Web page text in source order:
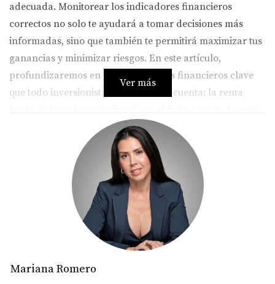
adecuada. Monitorear los indicadores financieros
correctos no solo te ayudará a tomar decisiones más
informadas, sino que también te permitirá maximizar tus
ganancias y minimizar riesgos. En este artículo,
profundizaremos en tres indicadores financieros clave
que todo inversionista debe tener en cuenta: la renta
de ejemplos prácticos, verás cómo estos indicadores
pueden marcar la diferencia en tu estrategia de
Indicadores Financieros Clave
La renta bruta es uno de los primeros indicadores que
indicador se refiere a los ingresos totales generados por
Ver más
Mariana Romero